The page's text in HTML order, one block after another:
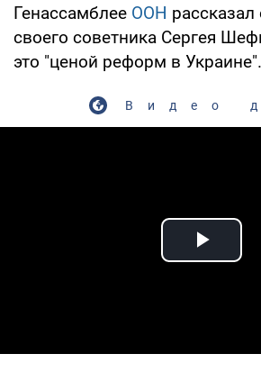
Генассамблее ООН
своего советника Сергея
это "ценой реформ в Украине".
Видео
Play